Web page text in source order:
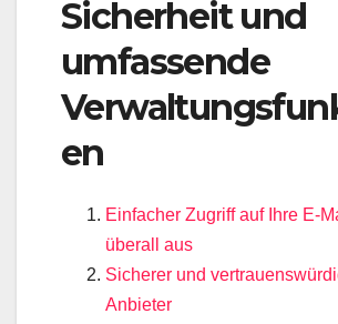
Sicherheit und
umfassende
en
Einfacher Zugriff auf Ihre E-
überall aus
Sicherer und
Anbieter